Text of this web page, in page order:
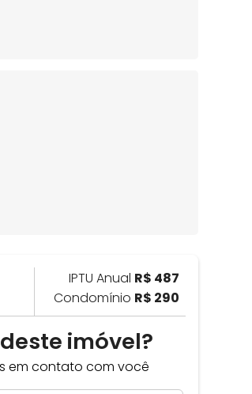
IPTU Anual R$ 487
Condomínio R$ 290
imóvel?
em contato com você